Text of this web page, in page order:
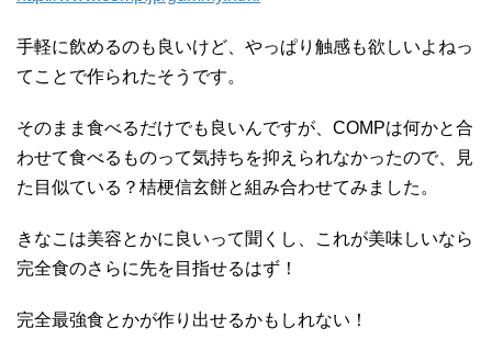
手軽に飲めるのも良いけど、やっぱり触感も欲しいよねっ
てことで作られたそうです。
そのまま食べるだけでも良いんですが、COMPは何かと合
わせて食べるものって気持ちを抑えられなかったので、見
た目似ている？桔梗信玄餅と組み合わせてみました。
きなこは美容とかに良いって聞くし、これが美味しいなら
完全食のさらに先を目指せるはず！
完全最強食とかが作り出せるかもしれない！